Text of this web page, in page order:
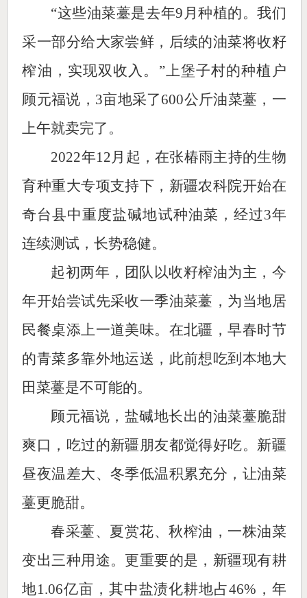
“这些油菜薹是去年9月种植的。我们
采一部分给大家尝鲜，后续的油菜将收籽
榨油，实现双收入。”上堡子村的种植户
顾元福说，3亩地采了600公斤油菜薹，一
上午就卖完了。
2022年12月起，在张椿雨主持的生物
育种重大专项支持下，新疆农科院开始在
奇台县中重度盐碱地试种油菜，经过3年
连续测试，长势稳健。
起初两年，团队以收籽榨油为主，今
年开始尝试先采收一季油菜薹，为当地居
民餐桌添上一道美味。在北疆，早春时节
的青菜多靠外地运送，此前想吃到本地大
田菜薹是不可能的。
顾元福说，盐碱地长出的油菜薹脆甜
爽口，吃过的新疆朋友都觉得好吃。新疆
昼夜温差大、冬季低温积累充分，让油菜
薹更脆甜。
春采薹、夏赏花、秋榨油，一株油菜
变出三种用途。更重要的是，新疆现有耕
地1.06亿亩，其中盐渍化耕地占46%，年